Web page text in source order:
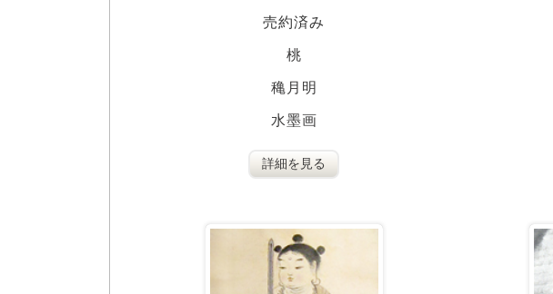
売約済み
桃
穐月明
水墨画
詳細を見る